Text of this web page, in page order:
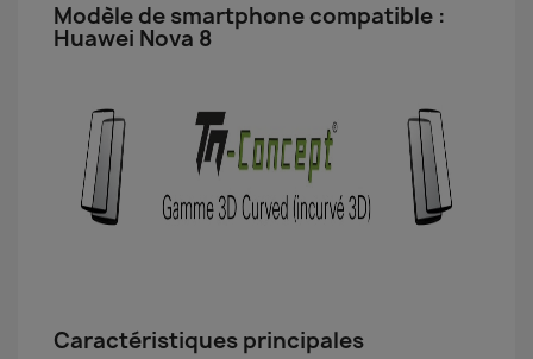
Modèle de smartphone compatible :
Huawei Nova 8
Caractéristiques principales